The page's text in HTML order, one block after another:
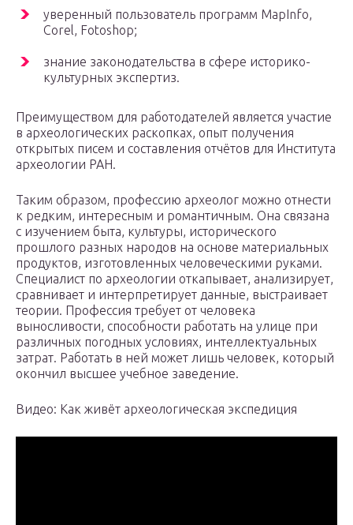
уверенный пользователь программ MapInfo,
Corеl, Fotoshop;
знание законодательства в сфере историко-
культурных экспертиз.
Преимуществом для работодателей является участие
в археологических раскопках, опыт получения
открытых писем и составления отчётов для Института
археологии РАН.
Таким образом, профессию археолог можно отнести
к редким, интересным и романтичным. Она связана
с изучением быта, культуры, исторического
прошлого разных народов на основе материальных
продуктов, изготовленных человеческими руками.
Специалист по археологии откапывает, анализирует,
сравнивает и интерпретирует данные, выстраивает
теории. Профессия требует от человека
выносливости, способности работать на улице при
различных погодных условиях, интеллектуальных
затрат. Работать в ней может лишь человек, который
окончил высшее учебное заведение.
Видео: Как живёт археологическая экспедиция